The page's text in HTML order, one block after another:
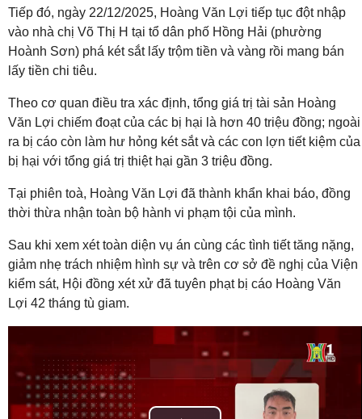
Tiếp đó, ngày 22/12/2025, Hoàng Văn Lợi tiếp tục đột nhập
vào nhà chị Võ Thị H tại tổ dân phố Hồng Hải (phường
Hoành Sơn) phá két sắt lấy trộm tiền và vàng rồi mang bán
lấy tiền chi tiêu.
Theo cơ quan điều tra xác định, tổng giá trị tài sản Hoàng
Văn Lợi chiếm đoạt của các bị hại là hơn 40 triệu đồng; ngoài
ra bị cáo còn làm hư hỏng két sắt và các con lợn tiết kiệm của
bị hại với tổng giá trị thiệt hại gần 3 triệu đồng.
Tại phiên toà, Hoàng Văn Lợi đã thành khẩn khai báo, đồng
thời thừa nhận toàn bộ hành vi phạm tội của mình.
Sau khi xem xét toàn diện vụ án cùng các tình tiết tăng nặng,
giảm nhẹ trách nhiệm hình sự và trên cơ sở đề nghị của Viện
kiểm sát, Hội đồng xét xử đã tuyên phạt bị cáo Hoàng Văn
Lợi 42 tháng tù giam.